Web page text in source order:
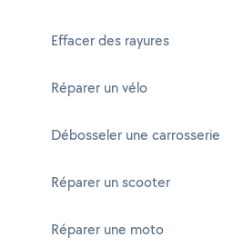
Effacer des rayures
Réparer un vélo
Débosseler une carrosserie
Réparer un scooter
Réparer une moto